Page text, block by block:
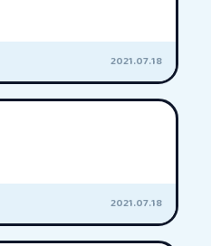
2021.07.18
2021.07.18